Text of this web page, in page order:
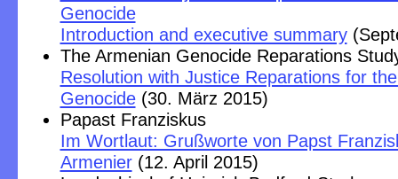
Genocide
Introduction and executive summary
The Armenian Genocide Reparations
Resolution with Justice Reparations for
Genocide(30. März 2015)
Papast Franziskus
Im Wortlaut: Grußworte von Papst
Armenier(12. April 2015)